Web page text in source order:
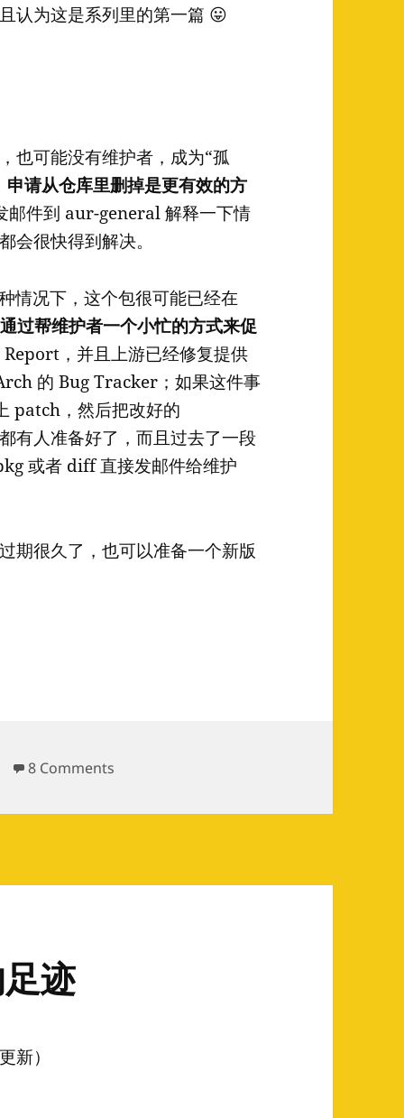
认为这是系列里的第一篇 😛
也可能没有维护者，成为“孤
申请从仓库里删掉是更有效的方
邮件到 aur-general 解释一下情
会很快得到解决。
情况下，这个包很可能已经在
过帮维护者一个小忙的方式来促
，并且上游已经修复提供
的 Bug Tracker；如果这件事
patch，然后把改好的
有人准备好了，而且过去了一段
或者 diff 直接发邮件给维护
期很久了，也可以准备一个新版
文的约定（一）
8 Comments
迹
新）